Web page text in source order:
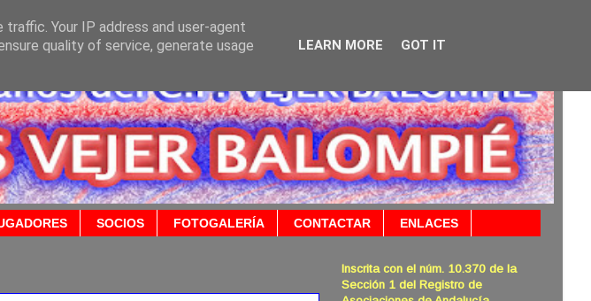
SOCIOS FOTOGALERÍA CONTACTAR ENLACES
Inscrita con el núm. 10.370 de la
Sección 1 del Registro de
Your IP address and user-agent
quality of service, generate usage
LEARN MORE GOT IT